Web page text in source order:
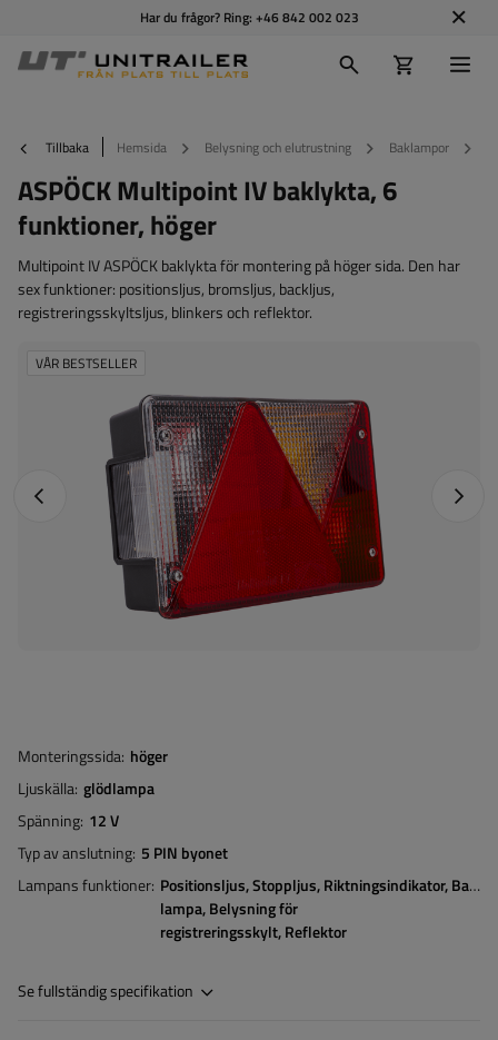
Har du frågor? Ring: +46 842 002 023
Tillbaka Hemsida Belysning och elutrustning Baklampor
ASPÖCK Multipoint IV baklykta, 6
funktioner, höger
Multipoint IV ASPÖCK baklykta för montering på höger sida. Den har
sex funktioner: positionsljus, bromsljus, backljus,
registreringsskyltsljus, blinkers och reflektor.
Föregående foto Nästa
VÅR BESTSELLER
Monteringssida höger
Ljuskälla glödlampa
Spänning 12 V
Typ av anslutning 5 PIN byonet
Lampans funktioner Positionsljus Stoppljus Riktningsindikator
lampa Belysning för
registreringsskylt Reflektor
Se fullständig specifikation